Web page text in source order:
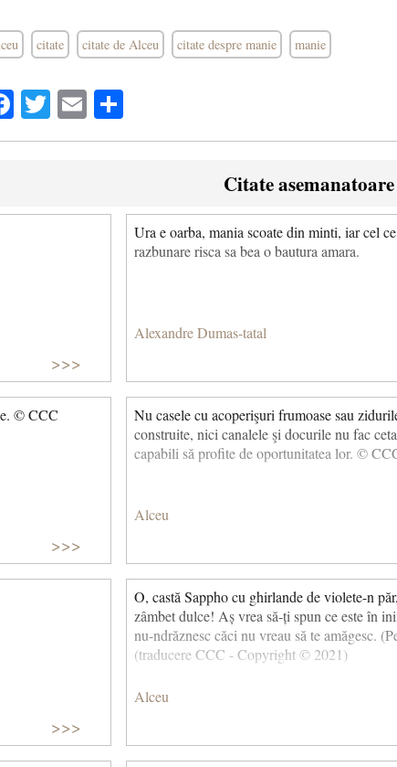
citate citate de Alceu citate despre manie manie
Facebook
Twitter
Email
Citate asemanatoare
>>>
Ura e oarba, mania scoate din minti, iar cel
razbunare risca sa bea o bautura amara.
Alexandre Dumas-tatal
© CCC
>>>
Nu casele cu acoperişuri frumoase sau
construite, nici canalele şi docurile nu fac
capabili să profite de oportunitatea lor. ©
Alceu
>>>
O, castă Sappho cu ghirlande de violete-n
zâmbet dulce! Aș vrea să-ți spun ce este în
nu-ndrăznesc căci nu vreau să te amăgesc.
(traducere CCC - Copyright © 2021)
Alceu